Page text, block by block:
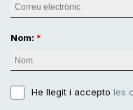
Nom:
He llegit i accepto les